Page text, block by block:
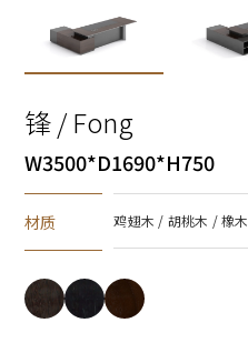
锋 / Fong
W3500*D1690*H750
材质 鸡翅木 / 胡桃木 / 橡木